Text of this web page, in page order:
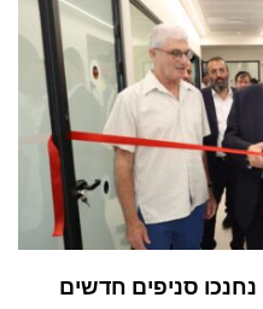
נחנכו סניפים חדשים